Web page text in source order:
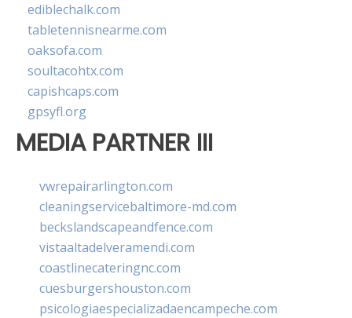
ediblechalk.com
tabletennisnearme.com
oaksofa.com
soultacohtx.com
capishcaps.com
gpsyfl.org
MEDIA PARTNER III
vwrepairarlington.com
cleaningservicebaltimore-md.com
beckslandscapeandfence.com
vistaaltadelveramendi.com
coastlinecateringnc.com
cuesburgershouston.com
psicologiaespecializadaencampeche.com